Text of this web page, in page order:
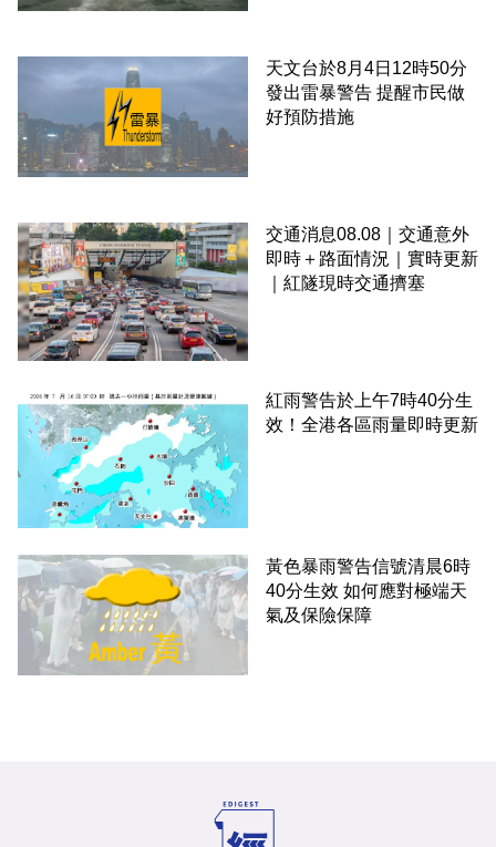
天文台於8月4日12時50分
發出雷暴警告 提醒市民做
好預防措施
交通消息08.08｜交通意外
即時＋路面情況｜實時更新
｜紅隧現時交通擠塞
紅雨警告於上午7時40分生
效！全港各區雨量即時更新
黃色暴雨警告信號清晨6時
40分生效 如何應對極端天
氣及保險保障